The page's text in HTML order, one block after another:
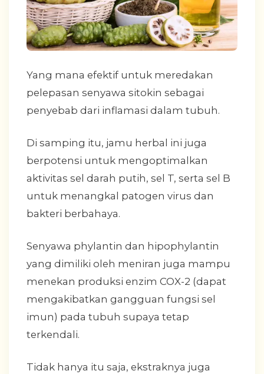
Yang mana efektif untuk meredakan
pelepasan senyawa sitokin sebagai
penyebab dari inflamasi dalam tubuh.
Di samping itu, jamu herbal ini juga
berpotensi untuk mengoptimalkan
aktivitas sel darah putih, sel T, serta sel B
untuk menangkal patogen virus dan
bakteri berbahaya.
Senyawa phylantin dan hipophylantin
yang dimiliki oleh meniran juga mampu
menekan produksi enzim COX-2 (dapat
mengakibatkan gangguan fungsi sel
imun) pada tubuh supaya tetap
terkendali.
Tidak hanya itu saja, ekstraknya juga